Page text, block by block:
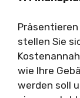
Präsentieren
stellen Sie
wie Ihre
werden soll